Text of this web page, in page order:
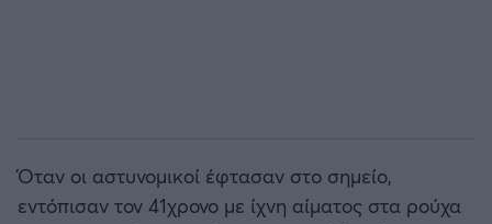
Όταν οι αστυνομικοί έφτασαν στο σημείο,
εντόπισαν τον 41χρονο με ίχνη αίματος στα ρούχα